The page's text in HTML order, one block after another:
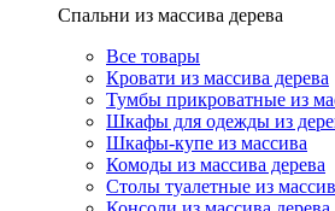
Спальни из массива дерева
Все товары
Кровати из массива дерева
Тумбы прикроватные из
Шкафы для одежды из
Шкафы-купе из массива
Комоды из массива дерева
Столы туалетные из